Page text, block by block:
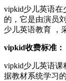
vipkid少儿英语在
的，它是由演员
少儿英语教育 ，
vipkid收费标准：
vipkid少儿英语课
据教材系统学习